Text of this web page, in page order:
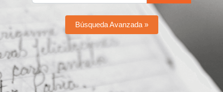
Búsqueda Avanzada »